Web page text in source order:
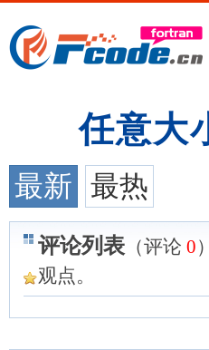
任意大
最新 最热
评论列表 （评论 0
观点。